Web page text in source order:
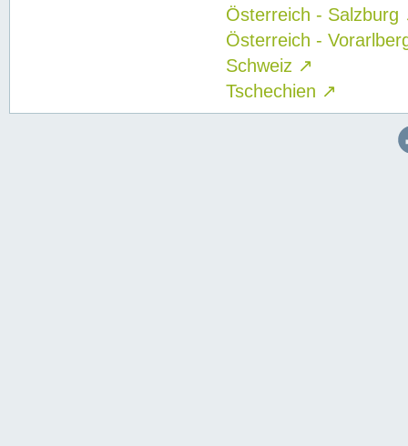
Österreich - Salzburg
Österreich -
Schweiz ↗
Tschechien ↗